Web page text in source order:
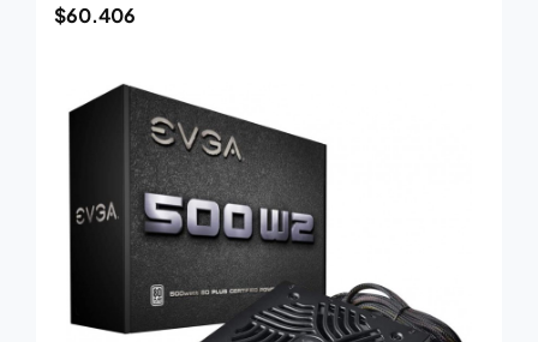
$60.406